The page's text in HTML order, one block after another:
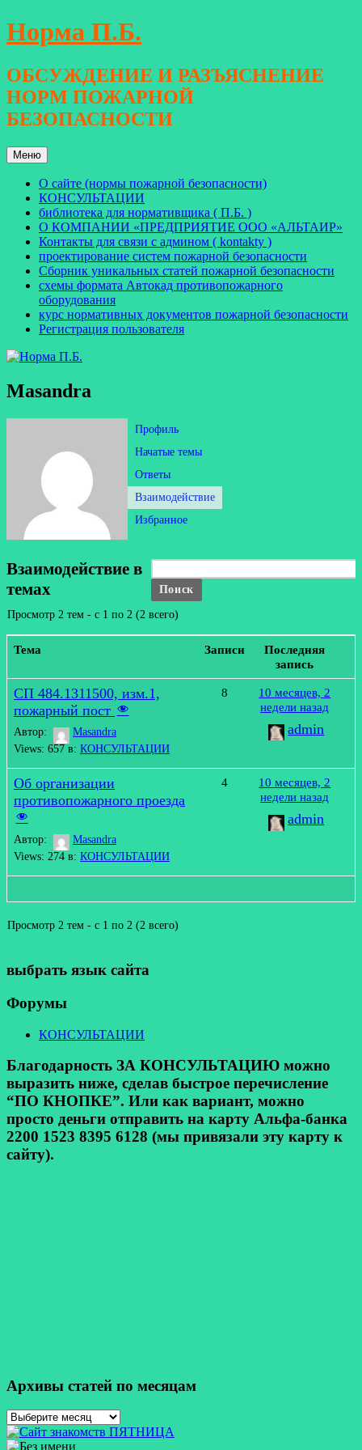
Перейти
к
Норма П.Б.
ОБСУЖДЕНИЕ И РАЗЪЯСНЕНИЕ
НОРМ ПОЖАРНОЙ
БЕЗОПАСНОСТИ
Меню
О сайте (нормы пожарной безопасности)
КОНСУЛЬТАЦИИ
библиотека для нормативщика ( П.Б. )
О КОМПАНИИ «ПРЕДПРИЯТИЕ ООО «АЛЬТАИР»
Контакты для связи с админом ( kontakty )
проектирование систем пожарной безопасности
Сборник уникальных статей пожарной безопасности
схемы формата Автокад противопожарного
оборудования
курс нормативных документов пожарной безопасности
Регистрация пользователя
Masandra
Профиль
Начатые темы
Ответы
Взаимодействие
Избранное
Взаимодействие в
темах
Просмотр 2 тем - с 1 по 2 (2 всего)
Тема Записи
Последняя
запись
СП 484.1311500, изм.1,
пожарный пост
Автор:
Masandra
Views: 657 в: КОНСУЛЬТАЦИИ
8
10 месяцев, 2
недели назад
admin
Об организации
противопожарного проезда
Автор:
Masandra
Views: 274 в: КОНСУЛЬТАЦИИ
4
10 месяцев, 2
недели назад
admin
Просмотр 2 тем - с 1 по 2 (2 всего)
выбрать язык сайта
Форумы
КОНСУЛЬТАЦИИ
Благодарность ЗА КОНСУЛЬТАЦИЮ можно
выразить ниже, сделав быстрое перечисление
“ПО КНОПКЕ”. Или как вариант, можно
просто деньги отправить на карту Альфа-банка
2200 1523 8395 6128 (мы привязали эту карту к
сайту).
Архивы статей по месяцам
Архивы
статей
по